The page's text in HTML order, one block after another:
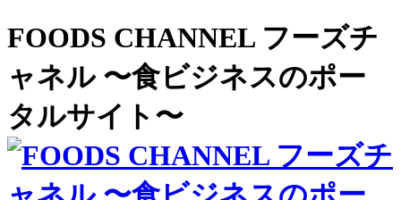
FOODS CHANNEL フーズチ
ャネル 〜食ビジネスのポー
タルサイト〜